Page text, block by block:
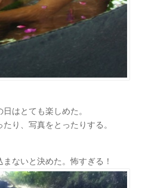
はとても楽しめた。
り、写真をとったりする。
ないと決めた。怖すぎる！